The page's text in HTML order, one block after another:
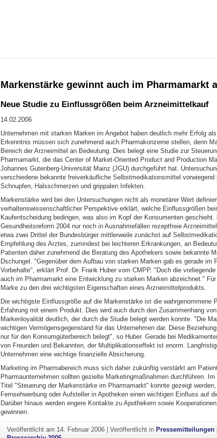
Markenstärke gewinnt auch im Pharmamarkt
Neue Studie zu Einflussgrößen beim Arzneimittelkauf
14.02.2006
Unternehmen mit starken Marken im Angebot haben deutlich mehr Erfolg
Erkenntnis müssen sich zunehmend auch Pharmakonzerne stellen, denn
Bereich der Arzneimittel an Bedeutung. Dies belegt eine Studie zur
Pharmamarkt, die das Center of Market-Oriented Product and Production
Johannes Gutenberg-Universität Mainz (JGU) durchgeführt hat.
verschiedene bekannte freiverkäufliche Selbstmedikationsmittel vorwiegend
Schnupfen, Halsschmerzen und grippalen Infekten.
Markenstärke wird bei den Untersuchungen nicht als monetärer Wert
verhaltenswissenschaftlicher Perspektive erklärt, welche Einflussgrößen
Kaufentscheidung bedingen, was also im Kopf der Konsumenten
Gesundheitsreform 2004 nur noch in Ausnahmefällen rezeptfreie
etwa zwei Drittel der Bundesbürger mittlerweile zunächst auf
Empfehlung des Arztes, zumindest bei leichteren Erkrankungen, an
Patienten daher zunehmend die Beratung des Apothekers sowie bekannte
Dschungel. "Gegenüber dem Aufbau von starken Marken gab es gerade im
Vorbehalte", erklärt Prof. Dr. Frank Huber vom CMPP. "Doch die
auch im Pharmamarkt eine Entwicklung zu starken Marken abzeichnet."
Marke zu den drei wichtigsten Eigenschaften eines Arzneimittelprodukts.
Die wichtigste Einflussgröße auf die Markenstärke ist die wahrgenommene
Erfahrung mit einem Produkt. Dies wird auch durch den Zusammenhang
Markenloyalität deutlich, der durch die Studie belegt werden konnte. "Die
wichtigen Vermögensgegenstand für das Unternehmen dar. Diese
nur für den Konsumgüterbereich belegt", so Huber. Gerade bei
von Freunden und Bekannten, der Multiplikationseffekt ist enorm.
Unternehmen eine wichtige finanzielle Absicherung.
Marketing im Pharmabereich muss sich daher zukünftig verstärkt am
Pharmaunternehmen sollten gezielte Marketingmaßnahmen durchführen.
Titel "Steuerung der Markenstärke im Pharmamarkt" konnte gezeigt
Fernsehwerbung oder Aufsteller in Apotheken einen wichtigen Einfluss auf
Darüber hinaus werden engere Kontakte zu Apothekern sowie
gewinnen.
Veröffentlicht am 14. Februar 2006 |Veröffentlicht in Pressemitteilungen